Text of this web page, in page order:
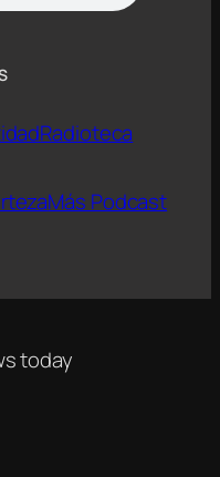
Radioteca
Más Podcast
today